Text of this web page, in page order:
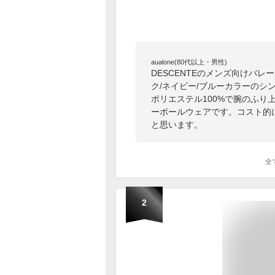
aualone(80代以上・男性)
DESCENTEのメンズ向けバレ
ク/ネイビー/ブルーカラーのシ
ポリエステル100%で腕のふり
ーボールウェアです。コスト
と思います。
全
2